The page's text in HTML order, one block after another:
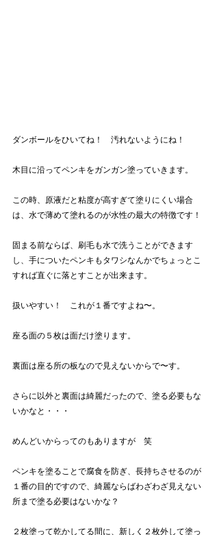
ダンボールをひいてね！　汚れないようにね！
木目に沿ってペンキをガンガン塗っていきます。
この時、原液だと粘度が高すぎて塗りにくい場合
は、水で薄めて塗れるのが水性の最大の特徴です！
固まる前ならば、刷毛も水で洗うことができます
し、手についたペンキもタワシなんかでちょっとこ
すれば直ぐに落とすことが出来ます。
扱いやすい！　これが１番ですよね〜。
座る面の５枚は面だけ塗ります。
裏面は座る所の板なので見えないからで〜す。
さらに以外と裏面は綺麗だったので、塗る必要もな
いかなと・・・
めんどいからってのもありますが　笑
ペンキを塗ることで腐食を防ぎ、長持ちさせるのが
１番の目的ですので、綺麗ならばわざわざ見えない
所まで塗る必要はないかな？
２枚塗って乾かしてる間に、新しく２枚外して塗っ